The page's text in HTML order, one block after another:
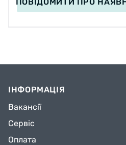
40 - 43 / 25,5 - 27,5 см.
ІНФОРМАЦІЯ
Вакансії
Сервіс
Оплата